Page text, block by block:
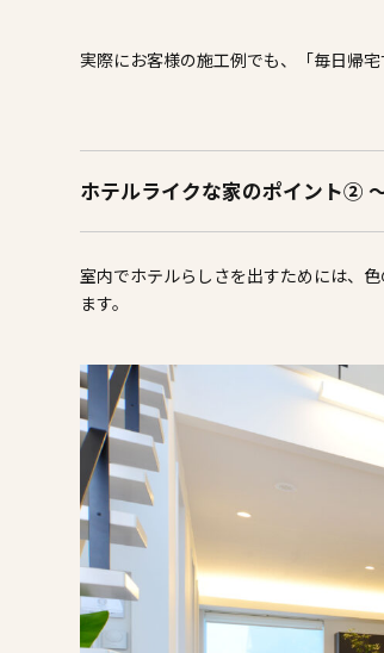
実際にお客様の施工例でも、「毎日帰
ホテルライクな家のポイント②
室内でホテルらしさを出すためには、
ます。